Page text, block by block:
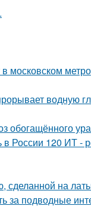
водную
в России 120 ИТ -
на
за подводные